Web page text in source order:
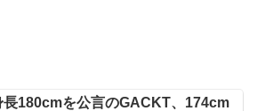
長180cmを公言のGACKT、174cm